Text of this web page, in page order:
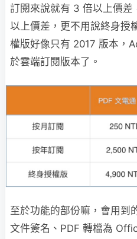
訂閱來說就有 3 倍以上價差
以上價差，更不用說終身授
權版好像只有 2017 版本，
於雲端訂閱版本了。
至於功能的部份嘛，會用到
文件簽名、PDF 轉檔為